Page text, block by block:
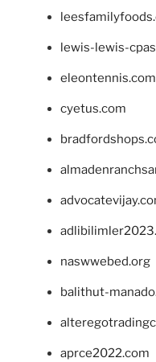
lewis-lewis-
eleontennis.com
cyetus.com
naswwebed.org
balithut-
aprce2022.com